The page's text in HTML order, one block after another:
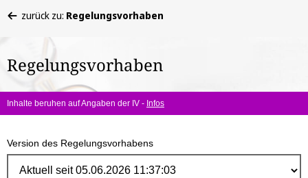
befinden
hier:
zurück zu: Regelungsvorhaben
Regelungsvorhaben
Inhalte beruhen auf Angaben der IV - Infos
Version des Regelungsvorhabens